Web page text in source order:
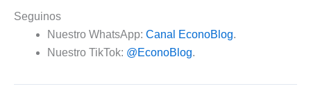
Seguinos
Nuestro WhatsApp: Canal EconoBlog.
Nuestro TikTok: @EconoBlog.